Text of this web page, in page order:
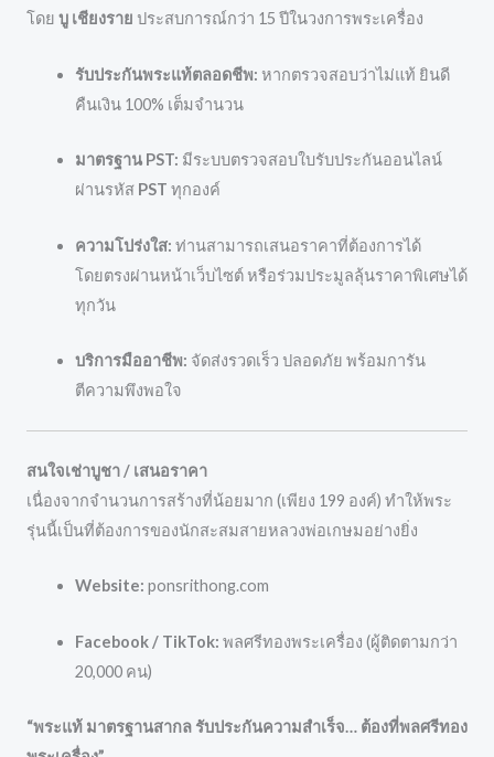
โดย บู เชียงราย ประสบการณ์กว่า 15 ปีในวงการพระเครื่อง
รับประกันพระแท้ตลอดชีพ: หากตรวจสอบว่าไม่แท้ ยินดี
คืนเงิน 100% เต็มจำนวน
มาตรฐาน PST: มีระบบตรวจสอบใบรับประกันออนไลน์
ผ่านรหัส PST ทุกองค์
ความโปร่งใส: ท่านสามารถเสนอราคาที่ต้องการได้
โดยตรงผ่านหน้าเว็บไซต์ หรือร่วมประมูลลุ้นราคาพิเศษได้
ทุกวัน
บริการมืออาชีพ: จัดส่งรวดเร็ว ปลอดภัย พร้อมการัน
ตีความพึงพอใจ
สนใจเช่าบูชา / เสนอราคา
เนื่องจากจำนวนการสร้างที่น้อยมาก (เพียง 199 องค์) ทำให้พระ
รุ่นนี้เป็นที่ต้องการของนักสะสมสายหลวงพ่อเกษมอย่างยิ่ง
Website: ponsrithong.com
Facebook / TikTok: พลศรีทองพระเครื่อง (ผู้ติดตามกว่า
20,000 คน)
“พระแท้ มาตรฐานสากล รับประกันความสำเร็จ… ต้องที่พลศรีทอง